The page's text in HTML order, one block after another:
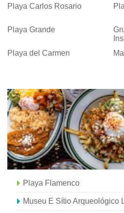
Playa Carlos Rosario
Playa Grande
Playa del Carmen
Playa Flamenco
Museu E Sítio Arqueológico